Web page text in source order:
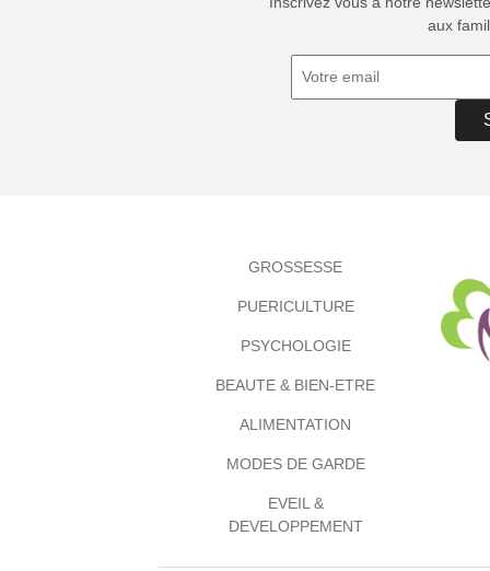
aux
GROSSESSE
PUERICULTURE
PSYCHOLOGIE
BEAUTE & BIEN-ETRE
ALIMENTATION
MODES DE GARDE
EVEIL &
DEVELOPPEMENT